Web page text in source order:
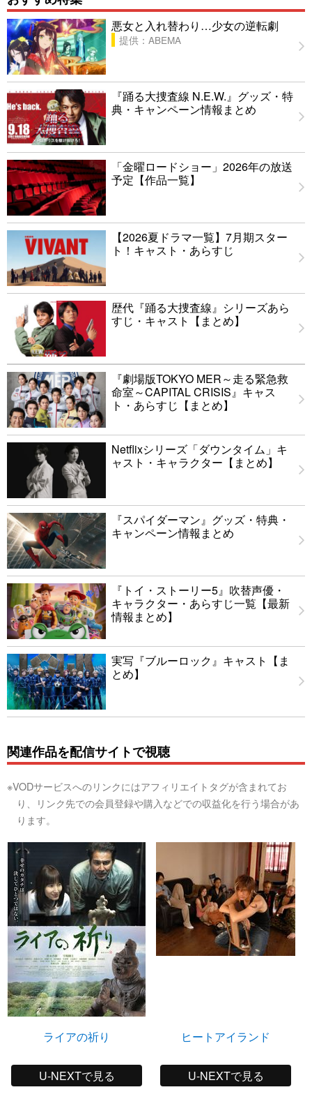
悪女と入れ替わり…少女の逆転劇
提供：ABEMA
『踊る大捜査線 N.E.W.』グッズ・特
典・キャンペーン情報まとめ
「金曜ロードショー」2026年の放送
予定【作品一覧】
【2026夏ドラマ一覧】7月期スター
ト！キャスト・あらすじ
歴代『踊る大捜査線』シリーズあら
すじ・キャスト【まとめ】
『劇場版TOKYO MER～走る緊急救
命室～CAPITAL CRISIS』キャス
ト・あらすじ【まとめ】
Netflixシリーズ「ダウンタイム」キ
ャスト・キャラクター【まとめ】
『スパイダーマン』グッズ・特典・
キャンペーン情報まとめ
『トイ・ストーリー5』吹替声優・
キャラクター・あらすじ一覧【最新
情報まとめ】
実写『ブルーロック』キャスト【ま
とめ】
関連作品を配信サイトで視聴
※VODサービスへのリンクにはアフィリエイトタグが含まれてお
り、リンク先での会員登録や購入などでの収益化を行う場合があ
ります。
ライアの祈り
U-NEXTで見る
ヒートアイランド
U-NEXTで見る